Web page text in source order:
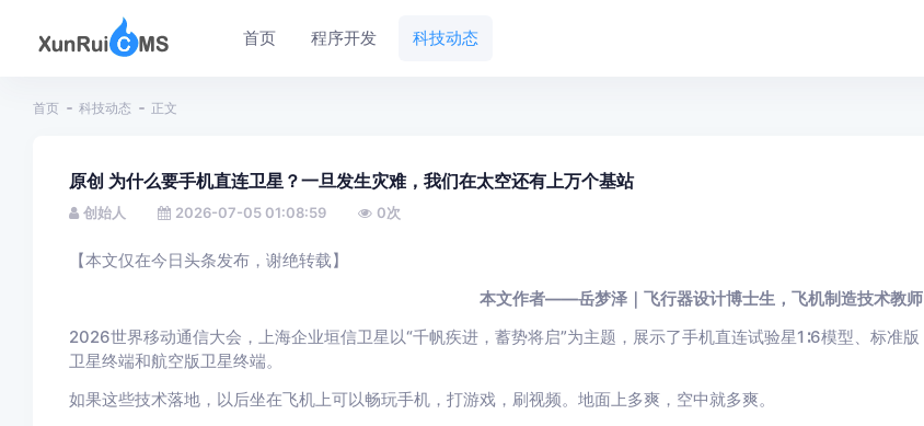
首页 程序开发 科技动态
首页 科技动态 正文
原创 为什么要手机直连卫星？一旦发生灾难，我们在太空还有上万个基站
创始人 2026-07-05 01:08:59 0次
【本文仅在今日头条发布，谢绝转载】
本文作者——岳梦泽｜飞行器设计博士生，飞机制造技术教师
2026世界移动通信大会，上海企业垣信卫星以“千帆疾进，蓄势将启”为主题，展示了手机直连试验星1∶6模型、标准版
卫星终端和航空版卫星终端。
如果这些技术落地，以后坐在飞机上可以畅玩手机，打游戏，刷视频。地面上多爽，空中就多爽。